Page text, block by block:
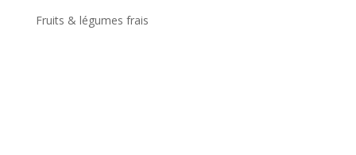
Fruits & légumes frais